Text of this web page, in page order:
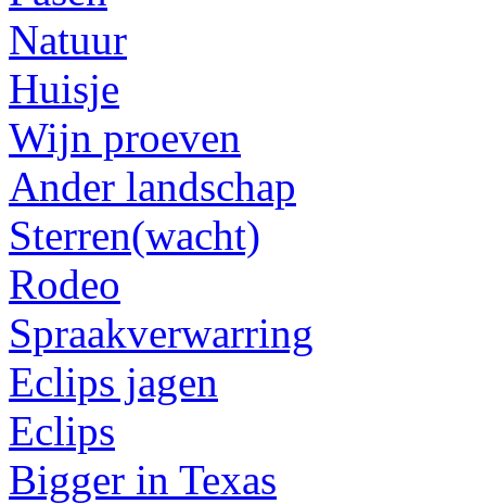
Natuur
Huisje
Wijn proeven
Ander landschap
Sterren(wacht)
Rodeo
Spraakverwarring
Eclips jagen
Eclips
Bigger in Texas